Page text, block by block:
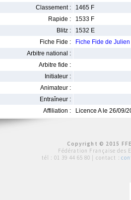
Classement :
1465 F
Rapide :
1533 F
Blitz :
1532 E
Fiche Fide :
Fiche Fide de
Arbitre national :
Arbitre fide :
Initiateur :
Animateur :
Entraîneur :
Affiliation :
Licence A le 26/09/
Copyright © 2015
Fédération Française des
tél : 01 39 44 65 80 | contact :